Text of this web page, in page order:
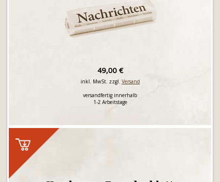
49,00 €
inkl. MwSt. zzgl. Versand
versandfertig innerhalb
1-2 Arbeitstage